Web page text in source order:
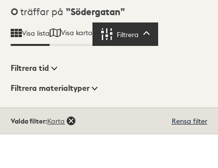
Sökresultat
0 träffar på Södergatan
Visa lista Visa karta Filtrera
Visningsläge
Filtrera tid
Filtrera materialtyper
träffar
Valda filter:Karta Rensa filter